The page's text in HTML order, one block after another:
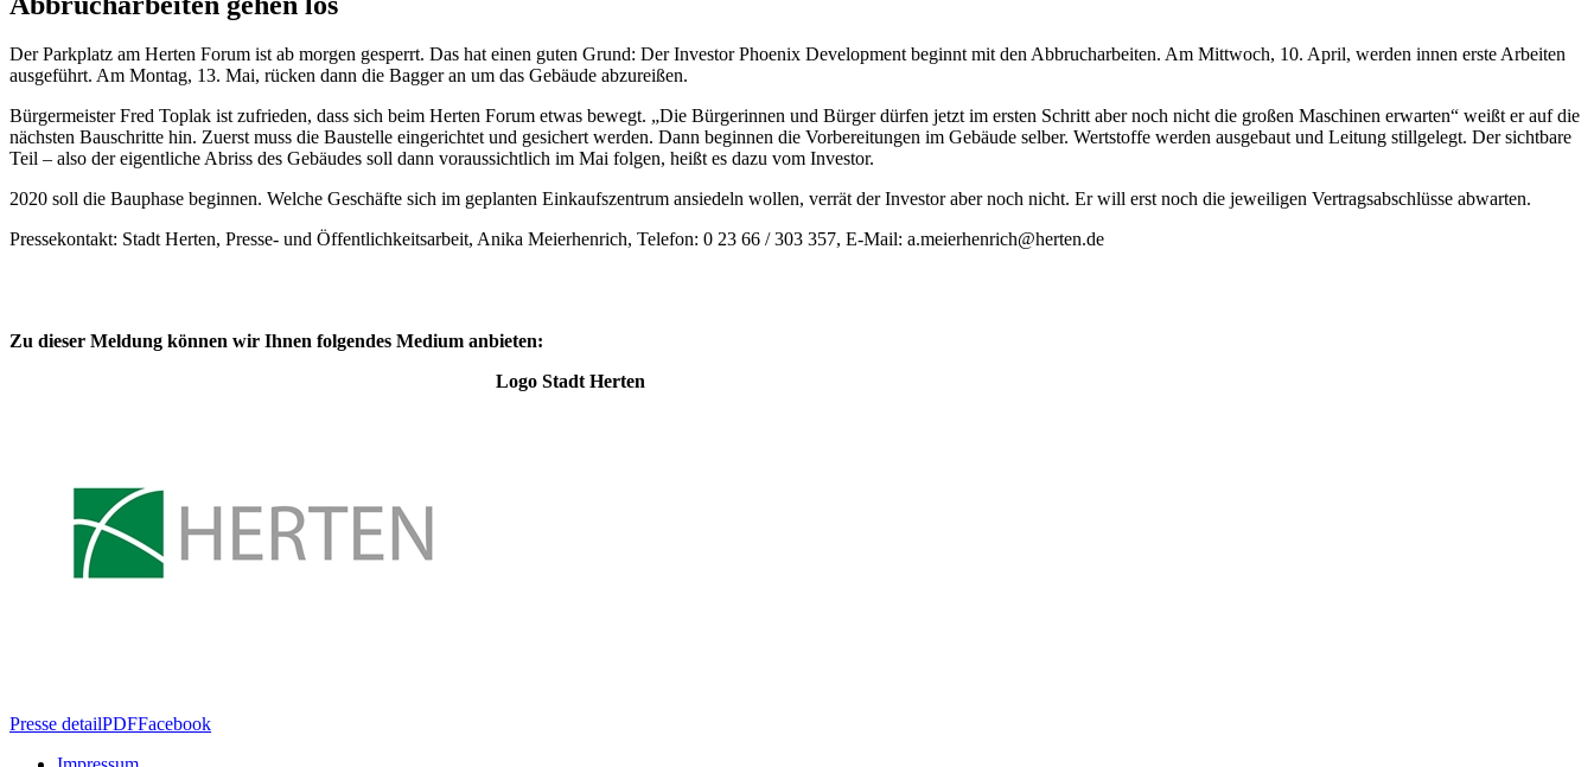
Der Parkplatz am Herten Forum ist ab morgen gesperrt. Das hat einen guten Grund: Der Investor Phoenix Development beginnt mit den Abbrucharbeiten. Am Mittwoch, 10. April, werden innen erste Arbeiten
ausgeführt. Am Montag, 13. Mai, rücken dann die Bagger an um das Gebäude abzureißen.
Bürgermeister Fred Toplak ist zufrieden, dass sich beim Herten Forum etwas bewegt. „Die Bürgerinnen und Bürger dürfen jetzt im ersten Schritt aber noch nicht die großen Maschinen erwarten“ weißt er auf die
nächsten Bauschritte hin. Zuerst muss die Baustelle eingerichtet und gesichert werden. Dann beginnen die Vorbereitungen im Gebäude selber. Wertstoffe werden ausgebaut und Leitung stillgelegt. Der sichtbare
Teil – also der eigentliche Abriss des Gebäudes soll dann voraussichtlich im Mai folgen, heißt es dazu vom Investor.
2020 soll die Bauphase beginnen. Welche Geschäfte sich im geplanten Einkaufszentrum ansiedeln wollen, verrät der Investor aber noch nicht. Er will erst noch die jeweiligen Vertragsabschlüsse abwarten.
Pressekontakt: Stadt Herten, Presse- und Öffentlichkeitsarbeit, Anika Meierhenrich, Telefon: 0 23 66 / 303 357, E-Mail: a.meierhenrich@herten.de
Zu dieser Meldung können wir Ihnen folgendes Medium anbieten:
Logo Stadt Herten
Presse detailPDFFacebook